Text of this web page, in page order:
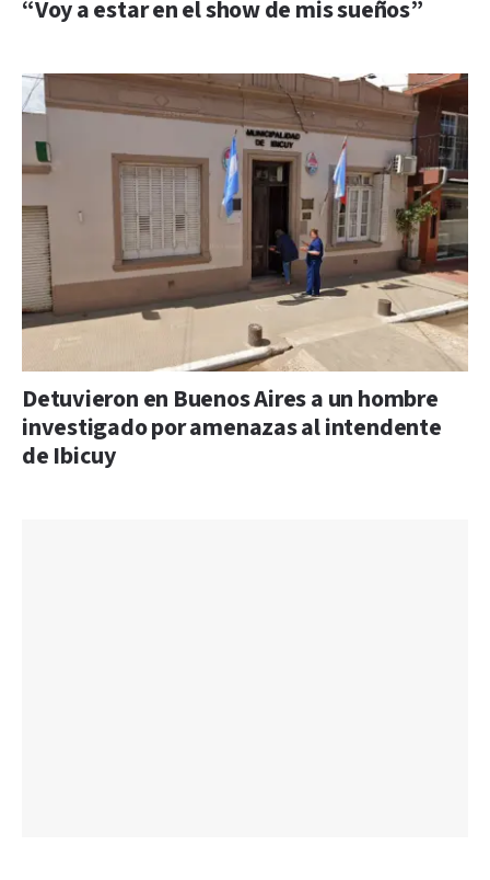
“Voy a estar en el show de mis sueños”
Detuvieron en Buenos Aires a un hombre
investigado por amenazas al intendente
de Ibicuy